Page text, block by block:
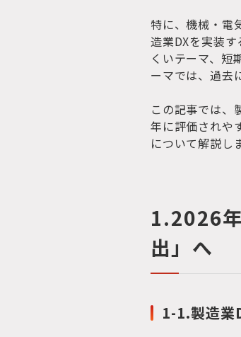
特に、機械・電
造業DXを実装
くいテーマ、短
ーマでは、過去
この記事では、
年に評価されや
について解説し
1.2026
出」へ
1-1.製造業